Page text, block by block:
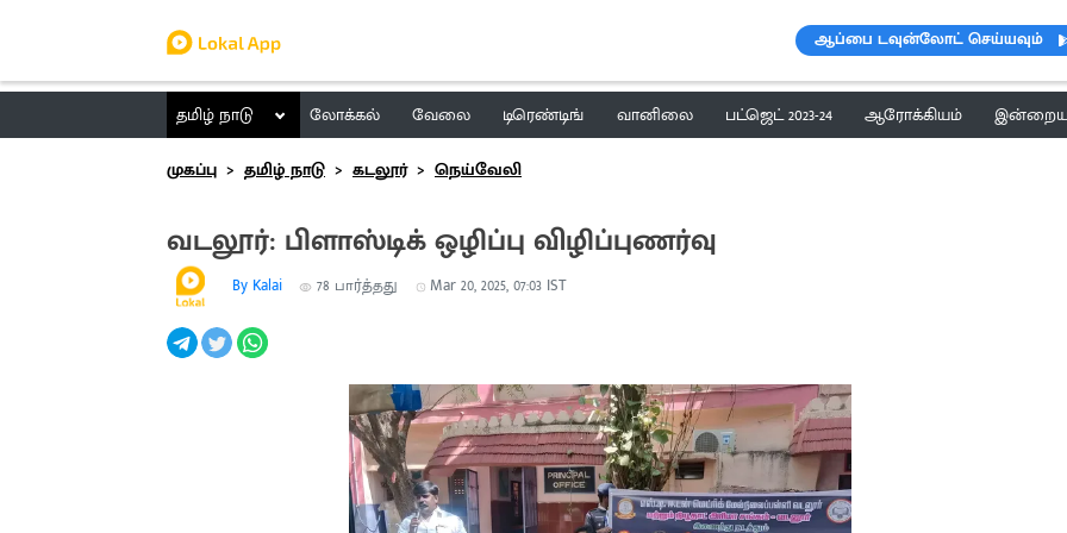
ஆப்பை டவுன்லோட் செய்யவும்
தமிழ் நாடு லோக்கல் வேலை டிரெண்டிங் வானிலை பட்ஜெட் 2023-24 ஆரோக்கியம் இன்றைய
முகப்பு
தமிழ் நாடு கடலூர் நெய்வேலி
வடலூர்: பிளாஸ்டிக் ஒழிப்பு விழிப்புணர்வு
By Kalai 78 பார்த்தது Mar 20, 2025, 07:03 IST